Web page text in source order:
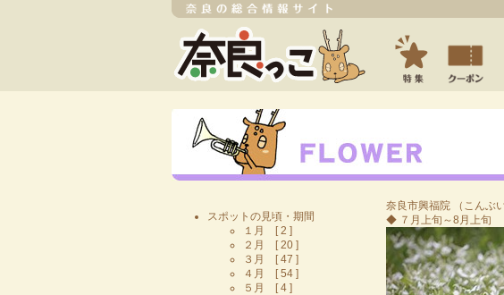
スポットの見頃・期間
１月 [ 2 ]
２月 [ 20 ]
３月 [ 47 ]
４月 [ 54 ]
５月 [ 4 ]
奈良市興福院 （こんぶ
◆ ７月上旬～8月上旬